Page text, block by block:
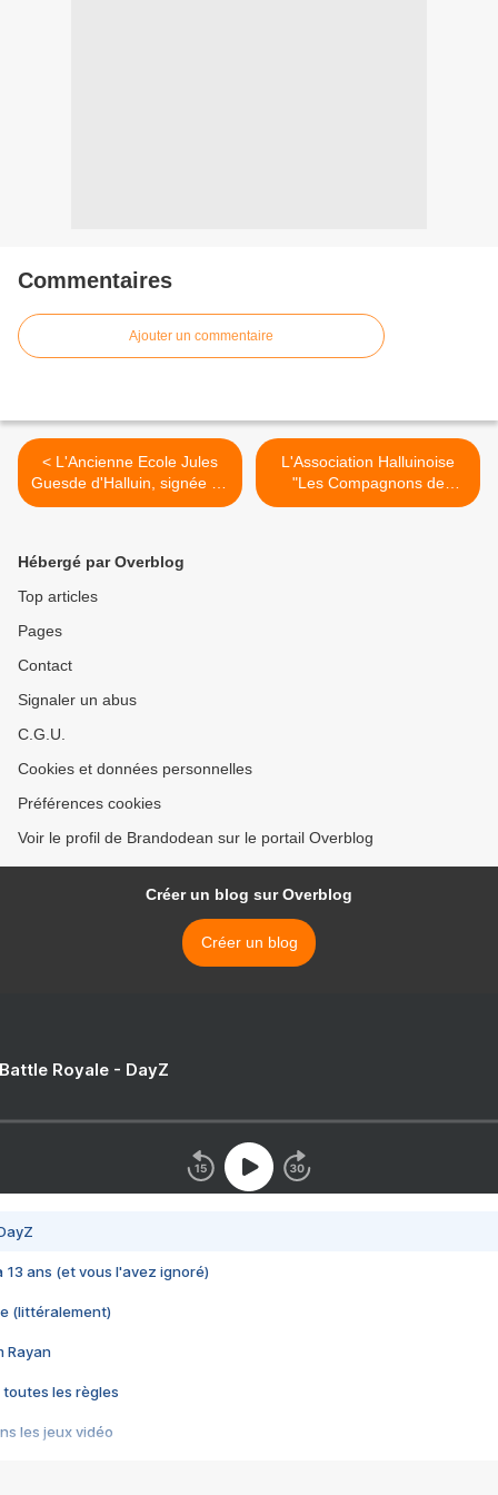
Commentaires
Ajouter un commentaire
< L'Ancienne Ecole Jules
Guesde d'Halluin, signée de
l'Architecte Nordiste Gabriel
L'Association Halluinoise
"Les Compagnons de
Bohemond", très à cheval
Hébergé par Overblog
Top articles
Pages
Contact
Signaler un abus
C.G.U.
Cookies et données personnelles
Préférences cookies
Voir le profil de Brandodean sur le portail Overblog
Créer un blog sur Overblog
Créer un blog
Royale - DayZ
13 ans (et vous l'avez ignoré)
(littéralement)
Rayan
toutes les règles
les jeux vidéo